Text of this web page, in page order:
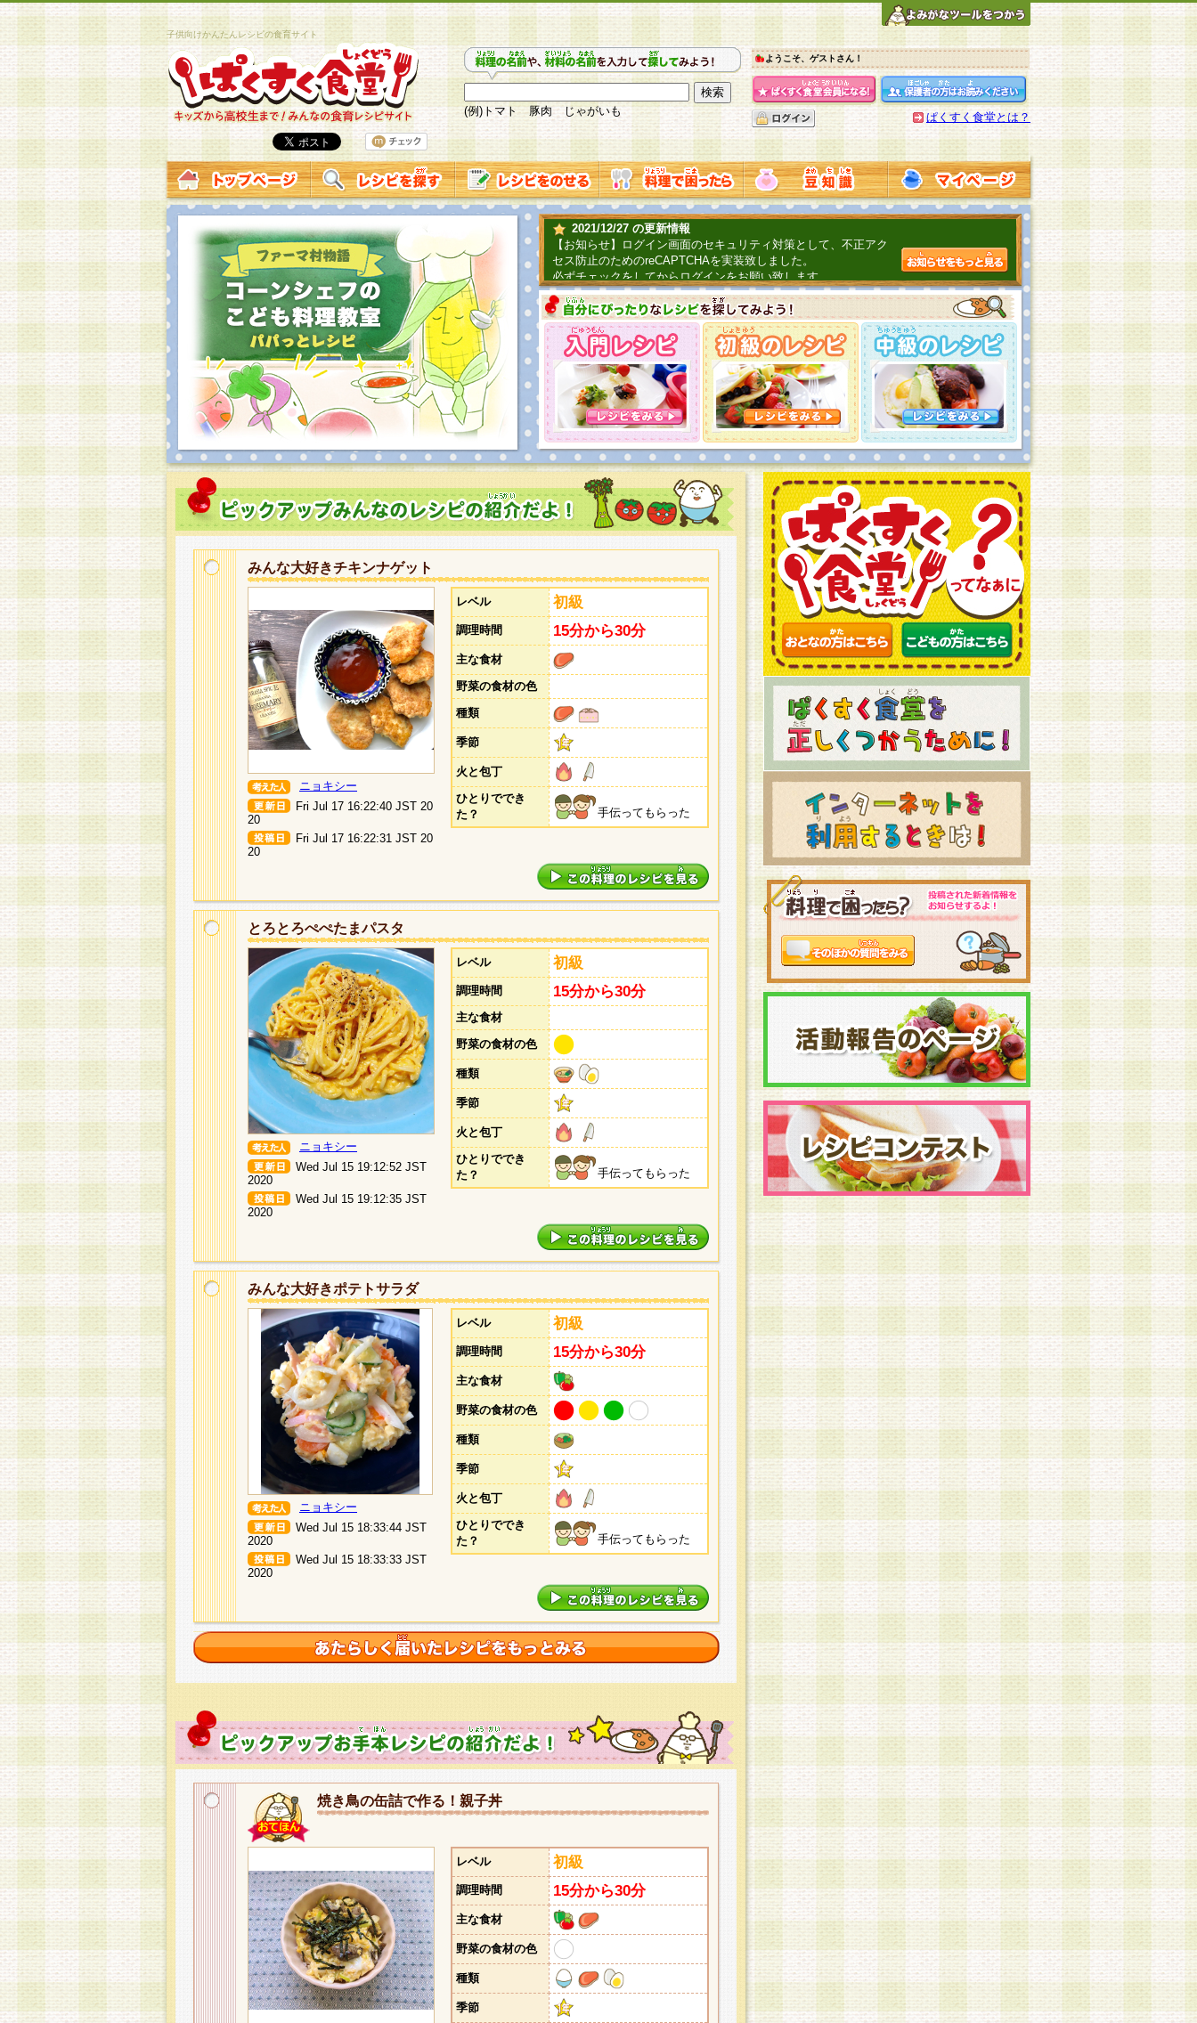
子供向けかんたんレシピの食育サイト
(例)トマト 豚肉 じゃがいも
ようこそ、ゲストさん！
ぱくすく食堂とは？
2021/12/27 の更新情報
【お知らせ】ログイン画面のセキュリティ対策として、不正アク
セス防止のためのreCAPTCHAを実装致しました。
必ずチェックをしてからログインをお願い致します。
2019/06/04 の更新情報
ファーマ村からコーンシェフが簡単レシピを紹介するよ！こちら
2018/07/01 の更新情報
チャレンジ企画第三弾！お母さん、お父さんへ日頃の感謝をこめ
てごはんを作ろう！は終了致しました。たくさんの投稿、ありが
とうございました。次回企画もお楽しみに！
みんな大好きチキンナゲット
ニョキシー
Fri Jul 17 16:22:40 JST 20
20
Fri Jul 17 16:22:31 JST 20
20
レベル 初級
調理時間 15分から30分
主な食材
野菜の食材の色
種類
季節
火と包丁
ひとりででき
た？
手伝ってもらった
とろとろぺぺたまパスタ
ニョキシー
Wed Jul 15 19:12:52 JST
2020
Wed Jul 15 19:12:35 JST
2020
レベル 初級
調理時間 15分から30分
主な食材
野菜の食材の色
種類
季節
火と包丁
ひとりででき
た？
手伝ってもらった
みんな大好きポテトサラダ
ニョキシー
Wed Jul 15 18:33:44 JST
2020
Wed Jul 15 18:33:33 JST
2020
レベル 初級
調理時間 15分から30分
主な食材
野菜の食材の色
種類
季節
火と包丁
ひとりででき
た？
手伝ってもらった
焼き鳥の缶詰で作る！親子丼
レベル 初級
調理時間 15分から30分
主な食材
野菜の食材の色
種類
季節